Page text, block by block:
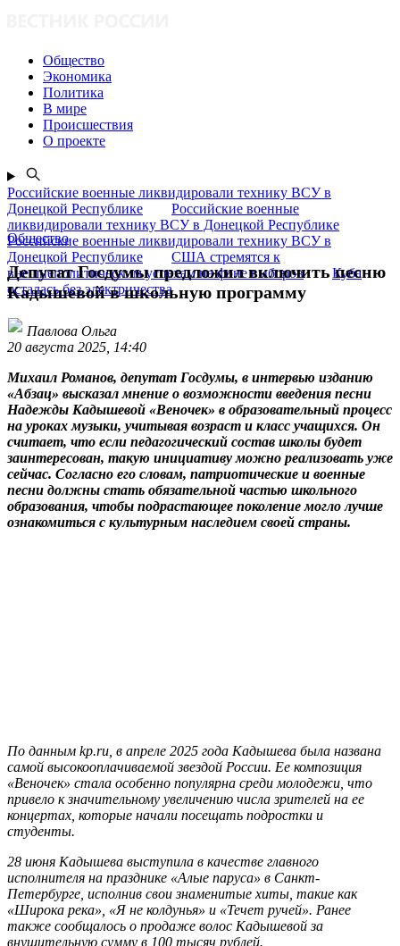
Общество
Экономика
Политика
В мире
Происшествия
О проекте
Российские военные ликвидировали технику ВСУ в
Донецкой Республике
Российские военные
ликвидировали технику ВСУ в Донецкой Республике
Российские военные ликвидировали технику ВСУ в
Донецкой Республике
США стремятся к
внешнеполитическим успехам на фоне выборов
Куба
осталась без электричества
Общество
Депутат Госдумы предложил включить песню
Кадышевой в школьную программу
Павлова Ольга
20 августа 2025, 14:40
Михаил Романов, депутат Госдумы, в интервью изданию
«Абзац» высказал мнение о возможности введения песни
Надежды Кадышевой «Веночек» в образовательный процесс
на уроках музыки, учитывая возраст и класс учащихся. Он
считает, что если педагогический состав школы будет
заинтересован, такую инициативу можно реализовать уже
сейчас. Согласно его словам, патриотические и военные
песни должны стать обязательной частью школьного
образования, чтобы подрастающее поколение могло лучше
ознакомиться с культурным наследием своей страны.
По данным kp.ru, в апреле 2025 года Кадышева была названа
самой высокооплачиваемой звездой России. Ее композиция
«Веночек» стала особенно популярна среди молодежи, что
привело к значительному увеличению числа зрителей на ее
концертах, которые начали посещать подростки и
студенты.
28 июня Кадышева выступила в качестве главного
исполнителя на празднике «Алые паруса» в Санкт-
Петербурге, исполнив свои знаменитые хиты, такие как
«Широка река», «Я не колдунья» и «Течет ручей». Ранее
также сообщалось о продаже волос Кадышевой за
внушительную сумму в 100 тысяч рублей.